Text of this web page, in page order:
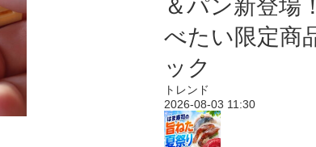
＆パン新登場
べたい限定商
ック
トレンド
2026-08-03 11:30